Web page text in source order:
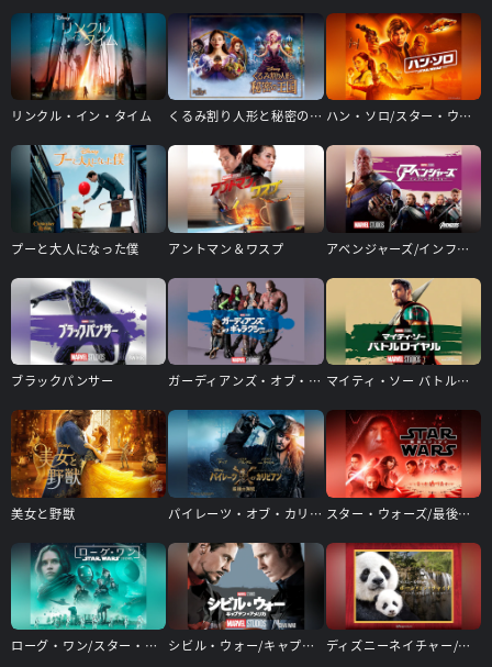
リンクル・イン・タイム くるみ割り人形と秘密の王国 ハン・ソロ/スター・ウォーズ・ストーリー
プーと大人になった僕 アントマン＆ワスプ アベンジャーズ/インフィニティ・ウォー
ブラックパンサー ガーディアンズ・オブ・ギャラクシー：リミックス マイティ・ソー バトルロイヤル
美女と野獣 パイレーツ・オブ・カリビアン/最後の海賊 スター・ウォーズ/最後のジェダイ
ローグ・ワン/スター・ウォーズ・ストーリー シビル・ウォー/キャプテン・アメリカ ディズニーネイチャー/ボーン・イン・チャイナ － パンダ・ユキヒョウ・キンシコウ －